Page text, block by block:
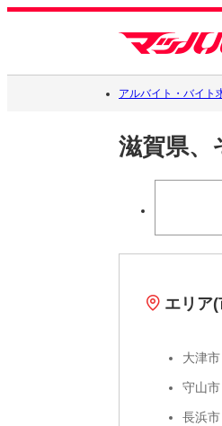
アルバイト・バイト
滋賀県、
エリア
大津市
守山市
長浜市